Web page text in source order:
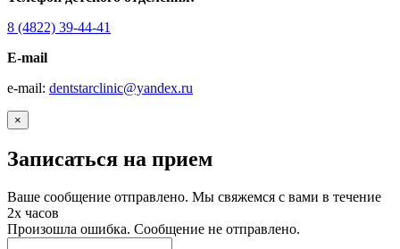
8 (4822) 39-44-41
E-mail
е-mail: dentstarclinic@yandex.ru
×
Записаться на прием
Ваше сообщение отправлено. Мы свяжемся с вами в течение
2х часов
Произошла ошибка. Сообщение не отправлено.